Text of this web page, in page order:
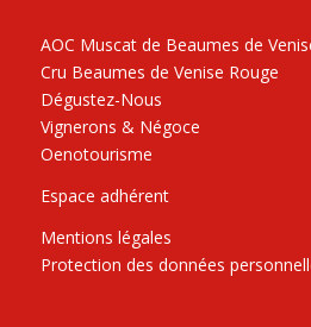
AOC Muscat de Beaumes de
Cru Beaumes de Venise Rouge
Dégustez-Nous
Vignerons & Négoce
Oenotourisme
Espace adhérent
Mentions légales
Protection des données